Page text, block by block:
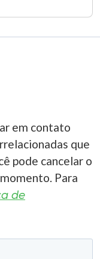
em contato
que
pode cancelar o
Para
de